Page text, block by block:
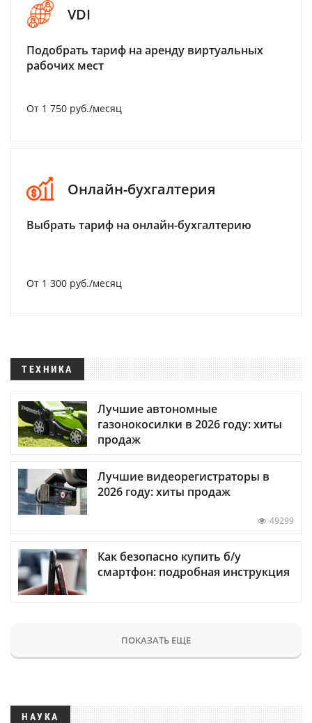
VDI
Подобрать тариф на аренду виртуальных
рабочих мест
От 1 750 руб./месяц
Онлайн-бухгалтерия
Выбрать тариф на онлайн-бухгалтерию
От 1 300 руб./месяц
ТЕХНИКА
Лучшие автономные
газонокосилки в 2026 году: хиты
продаж
Лучшие видеорегистраторы в
2026 году: хиты продаж
49299
Как безопасно купить б/у
смартфон: подробная инструкция
ПОКАЗАТЬ ЕЩЕ
НАУКА